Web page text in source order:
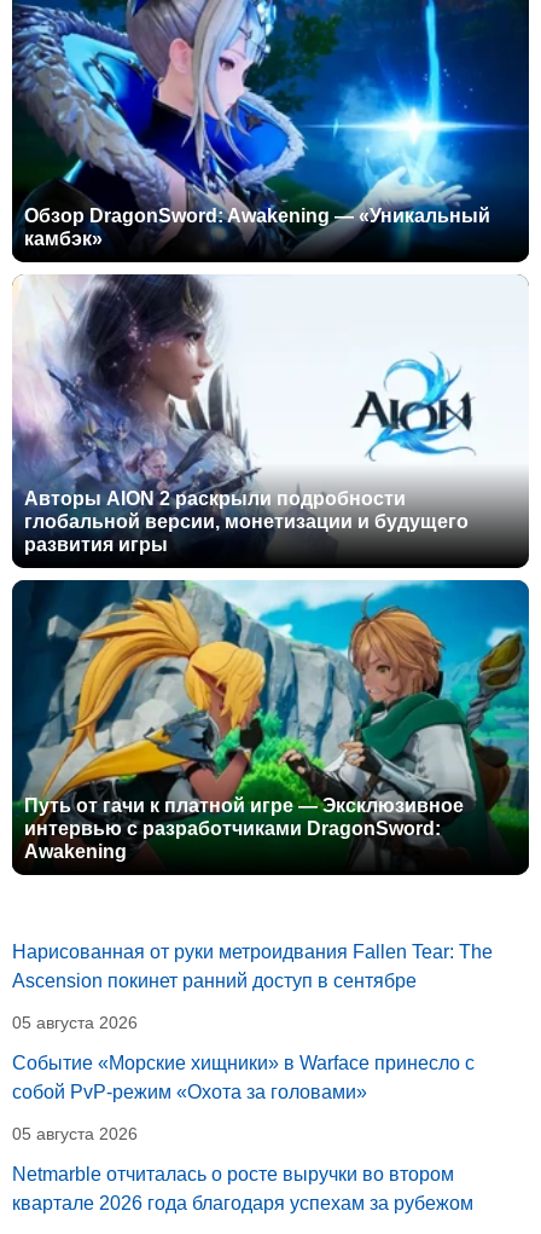
Обзор DragonSword: Awakening — «Уникальный
камбэк»
Авторы AION 2 раскрыли подробности
глобальной версии, монетизации и будущего
развития игры
Путь от гачи к платной игре — Эксклюзивное
интервью с разработчиками DragonSword:
Awakening
Нарисованная от руки метроидвания Fallen Tear: The
Ascension покинет ранний доступ в сентябре
05 августа 2026
Событие «Морские хищники» в Warface принесло с
собой PvP-режим «Охота за головами»
05 августа 2026
Netmarble отчиталась о росте выручки во втором
квартале 2026 года благодаря успехам за рубежом